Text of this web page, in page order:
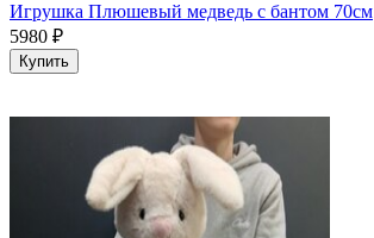
Игрушка Плюшевый медведь с бантом 70см
5980 ₽
Купить